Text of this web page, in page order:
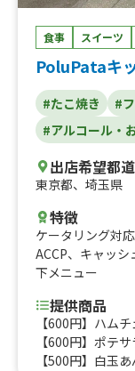
食事 スイーツ
PoluPataキ
#たこ焼き #
#アルコール・
出店希望都
東京都、 埼玉県
特徴
ケータリング対応
ACCP、 キャッシ
下メニュー
提供商品
【600円】ハム
【600円】ポテ
【500円】白玉